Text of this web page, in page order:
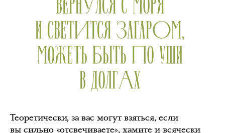
И СВЕТИТСЯ ЗАГАРОМ,
МОЖЕТЬ БЫТЬ ПО УШИ
В ДОЛГАХ
Теоретически, за вас могут взяться, если
вы сильно «отсвечиваете», хамите и всячески